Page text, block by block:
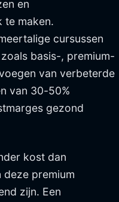
en
te maken.
cursussen
basis-, premium-
van verbeterde
van 30-50%
gezond
kost dan
deze premium
zijn. Een